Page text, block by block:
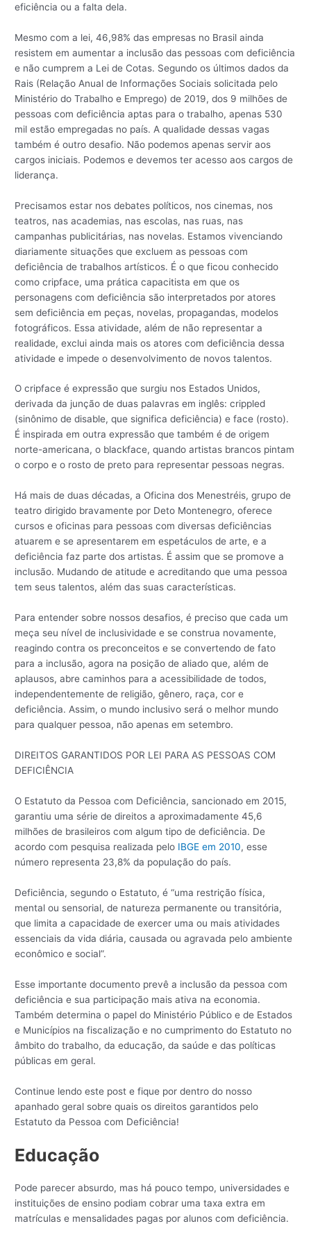
eficiência ou a falta dela.
Mesmo com a lei, 46,98% das empresas no Brasil ainda
resistem em aumentar a inclusão das pessoas com deficiência
e não cumprem a Lei de Cotas. Segundo os últimos dados da
Rais (Relação Anual de Informações Sociais solicitada pelo
Ministério do Trabalho e Emprego) de 2019, dos 9 milhões de
pessoas com deficiência aptas para o trabalho, apenas 530
mil estão empregadas no país. A qualidade dessas vagas
também é outro desafio. Não podemos apenas servir aos
cargos iniciais. Podemos e devemos ter acesso aos cargos de
liderança.
Precisamos estar nos debates políticos, nos cinemas, nos
teatros, nas academias, nas escolas, nas ruas, nas
campanhas publicitárias, nas novelas. Estamos vivenciando
diariamente situações que excluem as pessoas com
deficiência de trabalhos artísticos. É o que ficou conhecido
como cripface, uma prática capacitista em que os
personagens com deficiência são interpretados por atores
sem deficiência em peças, novelas, propagandas, modelos
fotográficos. Essa atividade, além de não representar a
realidade, exclui ainda mais os atores com deficiência dessa
atividade e impede o desenvolvimento de novos talentos.
O cripface é expressão que surgiu nos Estados Unidos,
derivada da junção de duas palavras em inglês: crippled
(sinônimo de disable, que significa deficiência) e face (rosto).
É inspirada em outra expressão que também é de origem
norte-americana, o blackface, quando artistas brancos pintam
o corpo e o rosto de preto para representar pessoas negras.
Há mais de duas décadas, a Oficina dos Menestréis, grupo de
teatro dirigido bravamente por Deto Montenegro, oferece
cursos e oficinas para pessoas com diversas deficiências
atuarem e se apresentarem em espetáculos de arte, e a
deficiência faz parte dos artistas. É assim que se promove a
inclusão. Mudando de atitude e acreditando que uma pessoa
tem seus talentos, além das suas características.
Para entender sobre nossos desafios, é preciso que cada um
meça seu nível de inclusividade e se construa novamente,
reagindo contra os preconceitos e se convertendo de fato
para a inclusão, agora na posição de aliado que, além de
aplausos, abre caminhos para a acessibilidade de todos,
independentemente de religião, gênero, raça, cor e
deficiência. Assim, o mundo inclusivo será o melhor mundo
para qualquer pessoa, não apenas em setembro.
DIREITOS GARANTIDOS POR LEI PARA AS PESSOAS COM
DEFICIÊNCIA
O Estatuto da Pessoa com Deficiência, sancionado em 2015,
garantiu uma série de direitos a aproximadamente 45,6
milhões de brasileiros com algum tipo de deficiência. De
acordo com pesquisa realizada pelo IBGE em 2010, esse
número representa 23,8% da população do país.
Deficiência, segundo o Estatuto, é “uma restrição física,
mental ou sensorial, de natureza permanente ou transitória,
que limita a capacidade de exercer uma ou mais atividades
essenciais da vida diária, causada ou agravada pelo ambiente
econômico e social”.
Esse importante documento prevê a inclusão da pessoa com
deficiência e sua participação mais ativa na economia.
Também determina o papel do Ministério Público e de Estados
e Municípios na fiscalização e no cumprimento do Estatuto no
âmbito do trabalho, da educação, da saúde e das políticas
públicas em geral.
Continue lendo este post e fique por dentro do nosso
apanhado geral sobre quais os direitos garantidos pelo
Estatuto da Pessoa com Deficiência!
Educação
Pode parecer absurdo, mas há pouco tempo, universidades e
instituições de ensino podiam cobrar uma taxa extra em
matrículas e mensalidades pagas por alunos com deficiência.